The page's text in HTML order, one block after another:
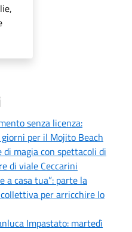
senza licenza:
per il Mojito Beach
di magia con spettacoli di
di viale Ceccarini
a casa tua”: parte la
per arricchire lo
Impastato: martedì